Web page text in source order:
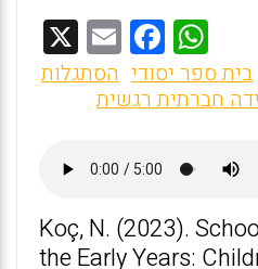
W
h
at
A
p
p
F
a
ce
o
o
k
E
m בית ספר יסודי הסתגלות
חברתית רגשית
Koç, N. (2023).
the Early Years: